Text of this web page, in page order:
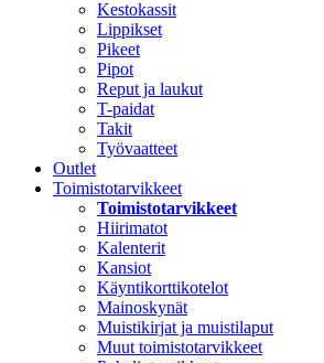
Kestokassit
Lippikset
Pikeet
Pipot
Reput ja laukut
T-paidat
Takit
Työvaatteet
Outlet
Toimistotarvikkeet
Toimistotarvikkeet
Hiirimatot
Kalenterit
Kansiot
Käyntikorttikotelot
Mainoskynät
Muistikirjat ja muistilaput
Muut toimistotarvikkeet